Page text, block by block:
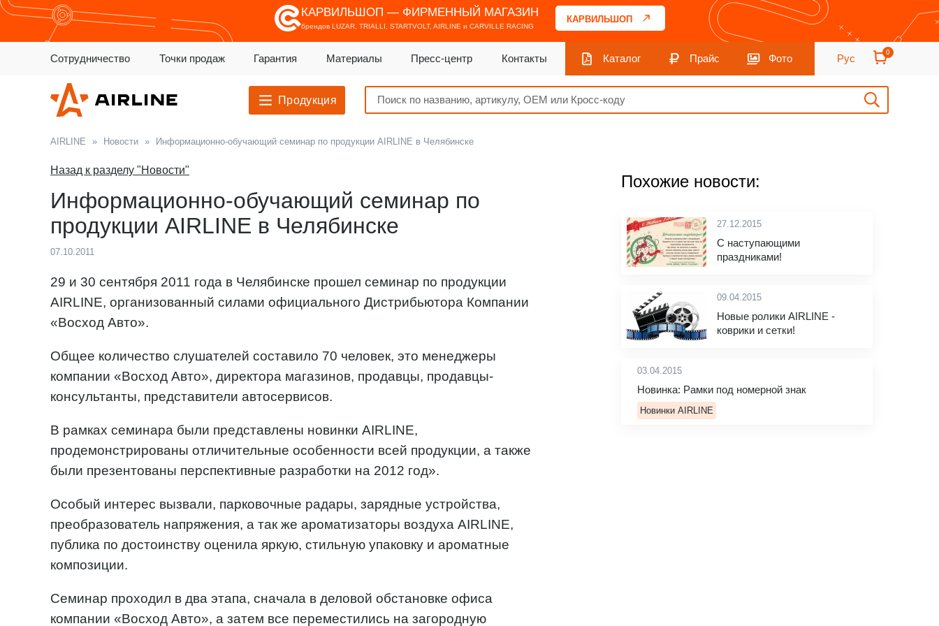
КАРВИЛЬШОП — ФИРМЕННЫЙ МАГАЗИН
брендов LUZAR, TRIALLI, STARTVOLT, AIRLINE и CARVILLE RACING
КАРВИЛЬШОП
Сотрудничество Точки продаж Гарантия Материалы Пресс-центр Контакты Каталог Прайс Фото Рус
0
Продукция
AIRLINE » Новости » Информационно-обучающий семинар по продукции AIRLINE в Челябинске
Назад к разделу "Новости"
Информационно-обучающий семинар по
продукции AIRLINE в Челябинске
07.10.2011
29 и 30 сентября 2011 года в Челябинске прошел семинар по продукции
AIRLINE, организованный силами официального Дистрибьютора Компании
«Восход Авто».
Общее количество слушателей составило 70 человек, это менеджеры
компании «Восход Авто», директора магазинов, продавцы, продавцы-
консультанты, представители автосервисов.
В рамках семинара были представлены новинки AIRLINE,
продемонстрированы отличительные особенности всей продукции, а также
были презентованы перспективные разработки на 2012 год».
Особый интерес вызвали, парковочные радары, зарядные устройства,
преобразователь напряжения, а так же ароматизаторы воздуха AIRLINE,
публика по достоинству оценила яркую, стильную упаковку и ароматные
композиции.
Семинар проходил в два этапа, сначала в деловой обстановке офиса
компании «Восход Авто», а затем все переместились на загородную
Похожие новости:
27.12.2015
С наступающими
праздниками!
09.04.2015
Новые ролики AIRLINE -
коврики и сетки!
03.04.2015
Новинка: Рамки под номерной знак
Новинки AIRLINE